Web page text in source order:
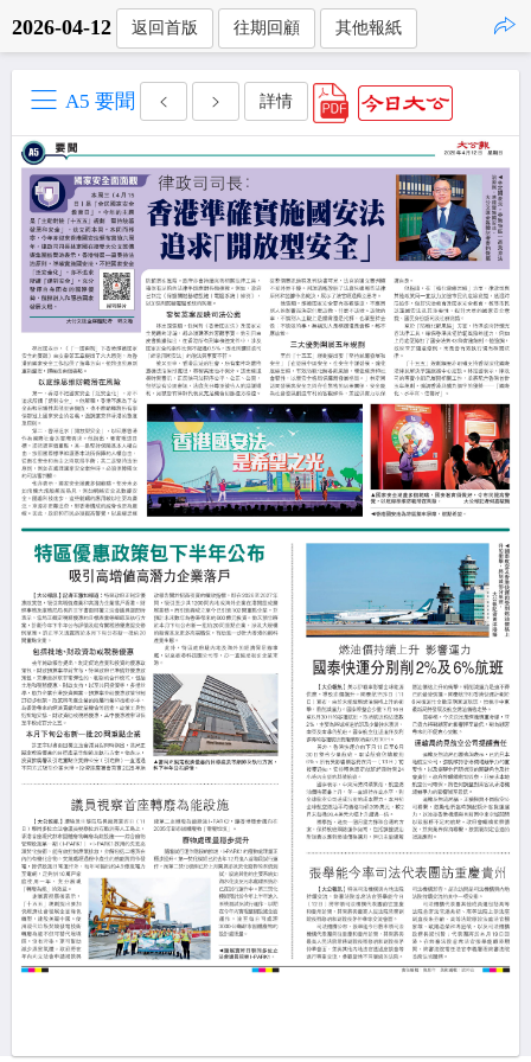
2026-04-12 返回首版 往期回顧 其他報紙
A5 要聞 詳情